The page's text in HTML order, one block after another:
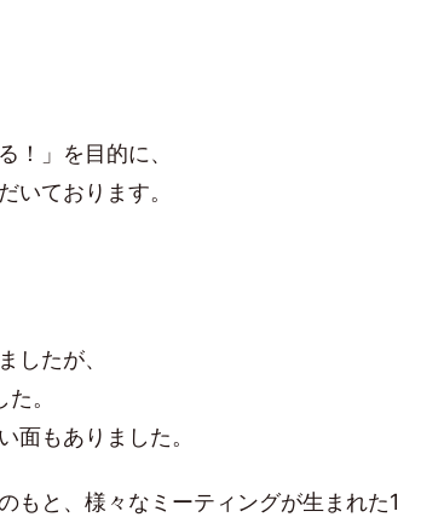
！」を目的に、
いております。
したが、
。
面もありました。
もと、様々なミーティングが生まれた1